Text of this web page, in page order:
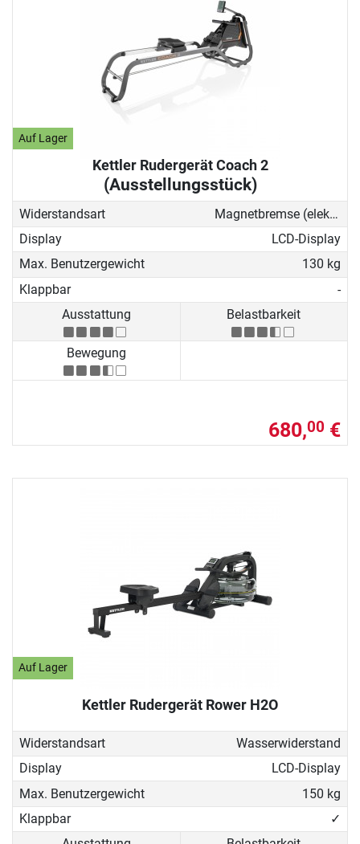
Auf Lager
Kettler Rudergerät Coach 2
(Ausstellungsstück)
Widerstandsart
Magnetbremse (elektronisch)
Display
LCD-Display
Max. Benutzergewicht
130 kg
Klappbar
-
Ausstattung
Belastbarkeit
Bewegung
680,00 €
Auf Lager
Kettler Rudergerät Rower H2O
Widerstandsart
Wasserwiderstand
Display
LCD-Display
Max. Benutzergewicht
150 kg
Klappbar
✓